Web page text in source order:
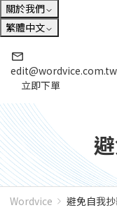
關於我們
繁體中文
edit@wordvice.com.tw
立即下單
Wordvice 避免自我